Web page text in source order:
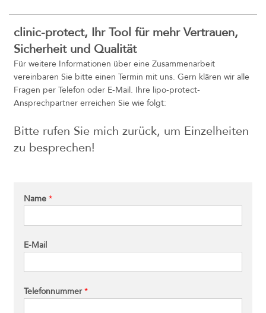
clinic-protect, Ihr Tool für mehr Vertrauen,
Sicherheit und Qualität
Für weitere Informationen über eine Zusammenarbeit
vereinbaren Sie bitte einen Termin mit uns. Gern klären wir alle
Fragen per Telefon oder E-Mail. Ihre lipo-protect-
Ansprechpartner erreichen Sie wie folgt:
Bitte rufen Sie mich zurück, um Einzelheiten
zu besprechen!
Name *
E-Mail
Telefonnummer*